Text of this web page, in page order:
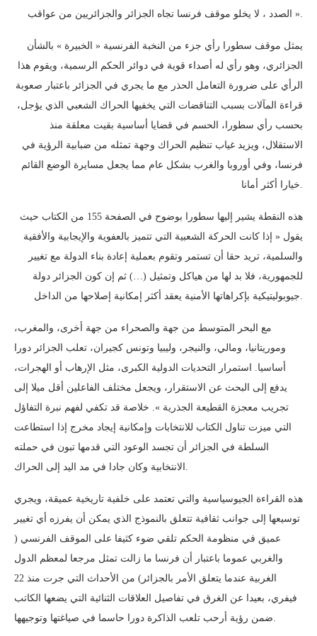
الصدد ، لا يخلو موقف فرنسا تجاه الجزائر والجزائريين من عواقب ».
يمثل موقف سطورا رأي جزء من النخبة الفرنسية « الخبيرة » بالشأن
الجزائري، وهو رأي له أصداء قوية في دوائر الحكم الرسمية، ويقوم هذا
الرأي على ضرورة التعامل الحذر مع ما يجري في الجزائر باعتبار صعوبة
قراءة المآلات بسبب التناقضات التي يخفيها الحراك الشعبي الذي يؤجل،
بحسب رأي سطورا، الحسم في قضايا أساسية بقيت معلقة منذ
الاستقلال، ويزيد غياب تنظيم الحراك وجهة تمثله من ضبابية الرؤية في
فرنسا، وفي أوروبا والغرب بشكل عام مما يجعل مسايرة الوضع القائم
خيارا أكثر أمانا.
هذه النقطة يشير إليها سطورا بوضوح في الصفحة 155 من الكتاب حيث
يقول « إذا كانت الحركة الشعبية التي تتميز بالعفوية والإيجابية والأفقية
والسلمية، تريد حقا أن تستمر وتقوم بعملية إعادة بناء الدولة مع تغيير
للجمهورية، فلا بد لها من هياكل وتمثيل (…) ثم إن كون الجزائر دولة
جيوبوليتيكية بإكراهاتها الأمنية يعقد أكثر إمكانية إصلاحها من الداخل.
مع البحر المتوسط من جهة والصحراء من جهة أخرى، والمغرب،
وموريتانيا، ومالي، والنيجر، وليبيا وتونس كجيران، تعلب الجزائر دورا
أساسيا. استمرار التحديات الدولية الكبرى، مثل الإرهاب أو الهجرات،
يدفع إلى البحث عن الاستقرار، ويجعل مختلف الفاعلين أقل ميلا إلى
تجريب معجزة القطيعة الجذرية ». خلاصة قد تكفي لفهم نبرة التفاؤل
التي ميزت تناول الكتاب للانتخابات وإمكانية إيجاد مخرج إذا استطاعت
السلطة في الجزائر أن تجسد الوعود التي قدمها تبون في حملته
الانتخابية وكان جادا في مد اليد إلى الحراك.
هذه القراءة الجيوسياسية والتي تعتمد على خلفية تاريخية عميقة، ويجري
توسيعها إلى جوانب ثقافية تتعلق بالنموذج الذي يمكن أن يفرزه أي تغيير
عميق في منظومة الحكم تلقي ضوء كثيفا على الموقف الفرنسي (
والغربي عموما باعتبار أن فرنسا ما زالت تمثل مرجعا لمعظم الدول
الغربية عندما يتعلق الأمر بالجزائر) من الأحداث التي جرت منذ 22
فيفري، بعيدا عن الغرق في تفاصيل العلاقات الثنائية التي يضعها الكاتب
ضمن رؤية أرحب تلعب الذاكرة دورا حاسما في صياغتها وتوجيهها.